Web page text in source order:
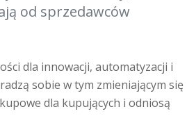
od sprzedawców
dla innowacji, automatyzacji i
sobie w tym zmieniającym się
dla kupujących i odniosą